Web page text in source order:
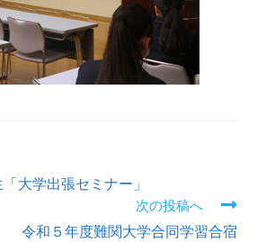
大学出張セミナー」
次の投稿へ
令和５年度難関大学合同学習合宿